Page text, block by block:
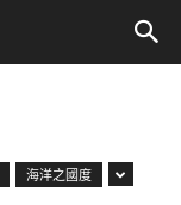
海洋之國度